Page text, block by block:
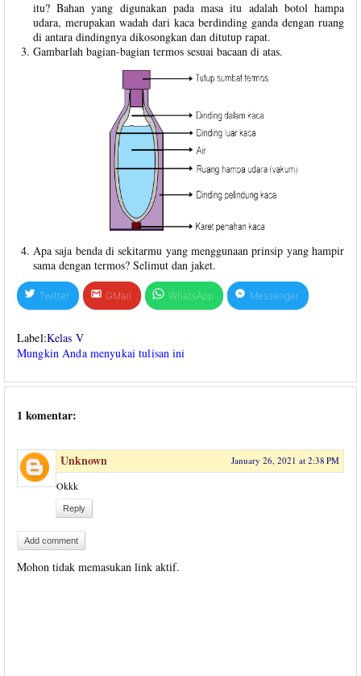
itu? Bahan yang digunakan pada masa itu adalah botol hampa
udara, merupakan wadah dari kaca berdinding ganda dengan ruang
di antara dindingnya dikosongkan dan ditutup rapat.
Gambarlah bagian-bagian termos sesuai bacaan di atas.
Apa saja benda di sekitarmu yang menggunaan prinsip yang hampir
sama dengan termos? Selimut dan jaket.
Twitter GMail WhatsApp Messenger
Label:Kelas V
Mungkin Anda menyukai tulisan ini
1 komentar:
Unknown January 26, 2021 at 2:38 PM
Okkk
Reply
Add comment
Mohon tidak memasukan link aktif.